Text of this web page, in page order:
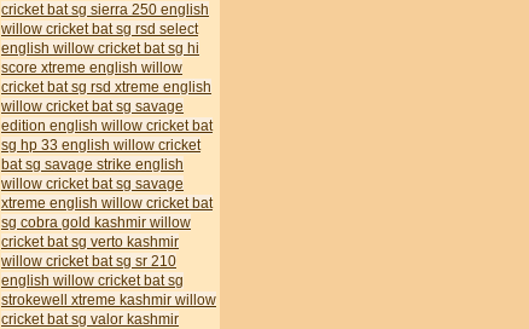
cricket batsg sierra 250 english
willow cricket batsg rsd select
english willow cricket batsg hi
score xtreme english willow
cricket batsg rsd xtreme english
willow cricket batsg savage
edition english willow cricket bat
sg hp 33 english willow cricket
batsg savage strike english
willow cricket batsg savage
xtreme english willow cricket bat
sg cobra gold kashmir willow
cricket batsg verto kashmir
willow cricket batsg sr 210
english willow cricket batsg
strokewell xtreme kashmir willow
cricket batsg valor kashmir